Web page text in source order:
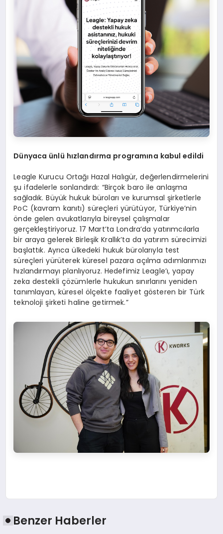
Dünyaca ünlü hızlandırma programına kabul edildi
Leagle Kurucu Ortağı Hazal Halıgür, değerlendirmelerini
şu ifadelerle sonlandırdı: “Birçok baro ile anlaşma
sağladık. Büyük hukuk büroları ve kurumsal şirketlerle
PoC (kavram kanıtı) süreçleri yürütüyor, Türkiye’nin
önde gelen avukatlarıyla bireysel çalışmalar
gerçekleştiriyoruz. 17 Mart’ta Londra’da yatırımcılarla
bir araya gelerek Birleşik Krallık’ta da yatırım sürecimizi
başlattık. Ayrıca ülkedeki hukuk bürolarıyla test
süreçleri yürüterek küresel pazara açılma adımlarımızı
hızlandırmayı planlıyoruz. Hedefimiz Leagle’ı, yapay
zeka destekli çözümlerle hukukun sınırlarını yeniden
tanımlayan, küresel ölçekte faaliyet gösteren bir Türk
teknoloji şirketi haline getirmek.”
Benzer Haberler